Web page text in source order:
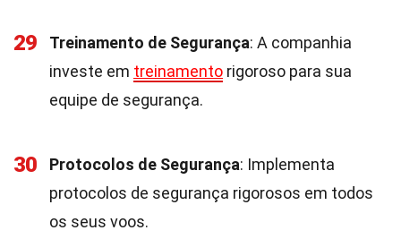
29 Treinamento de Segurança: A companhia
investe em treinamento rigoroso para sua
equipe de segurança.
30 Protocolos de Segurança: Implementa
protocolos de segurança rigorosos em todos
os seus voos.